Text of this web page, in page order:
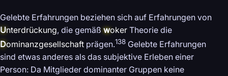
Gelebte Erfahrungen beziehen sich auf Erfahrungen von
Unterdrückung, die gemäß woker Theorie die
Dominanzgesellschaft prägen.138 Gelebte Erfahrungen
sind etwas anderes als das subjektive Erleben einer
Person: Da Mitglieder dominanter Gruppen keine